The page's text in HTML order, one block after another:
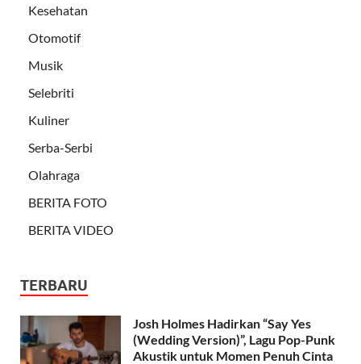
Kesehatan
Otomotif
Musik
Selebriti
Kuliner
Serba-Serbi
Olahraga
BERITA FOTO
BERITA VIDEO
TERBARU
Josh Holmes Hadirkan “Say Yes
(Wedding Version)”, Lagu Pop-Punk
Akustik untuk Momen Penuh Cinta